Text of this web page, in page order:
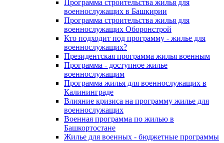
Программа строительства жилья для
военнослужащих в Башкирии
Программа строительства жилья для
военнослужащих Оборонстрой
Кто подходит под программу - жилье для
военнослужащих?
Президентская программа жилья военным
Программа - доступное жилье
военнослужащим
Программа жилья для военнослужащих в
Калининграде
Влияние кризиса на программу жилье для
военнослужащих
Военная программа по жилью в
Башкортостане
Жилье для военных - бюджетные программы